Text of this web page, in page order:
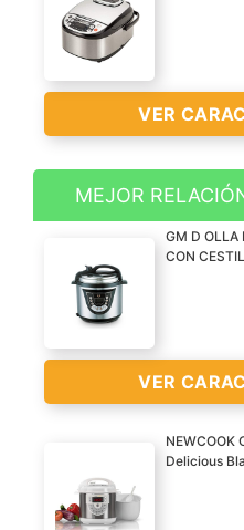
VER
? GRAN CAPACIDAD.
Robot de Cocina
Multifunción con
Capacidad de 5 Litros y
bol de acero inoxidable
adecuada para unas 10
personas. Asa de fácil
transporte.
PRECONFIGURADOS Y 8
PROGRAMAS
MEJOR
GM D OLLA
CON
VER
Capacidad de 6L, 12
comensales. Programable
NEWCOOK
Delicious